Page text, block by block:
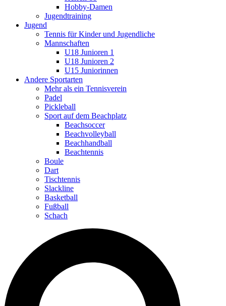
Hobby-Damen
Jugendtraining
Jugend
Tennis für Kinder und Jugendliche
Mannschaften
U18 Junioren 1
U18 Junioren 2
U15 Juniorinnen
Andere Sportarten
Mehr als ein Tennisverein
Padel
Pickleball
Sport auf dem Beachplatz
Beachsoccer
Beachvolleyball
Beachhandball
Beachtennis
Boule
Dart
Tischtennis
Slackline
Basketball
Fußball
Schach